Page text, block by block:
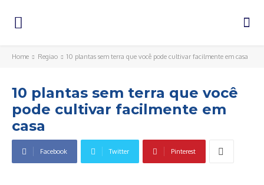
Home Regiao 10 plantas sem terra que você pode cultivar facilmente em casa
10 plantas sem terra que você
pode cultivar facilmente em
casa
Facebook Twitter Pinterest